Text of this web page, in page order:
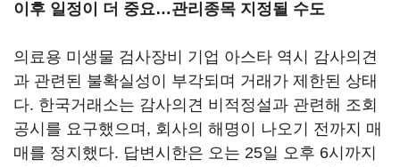
이후 일정이 더 중요…관리종목 지정될 수도
의료용 미생물 검사장비 기업 아스타 역시 감사의견
과 관련된 불확실성이 부각되며 거래가 제한된 상태
다. 한국거래소는 감사의견 비적정설과 관련해 조회
공시를 요구했으며, 회사의 해명이 나오기 전까지 매
매를 정지했다. 답변시한은 오는 25일 오후 6시까지